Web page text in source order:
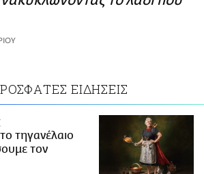
ΕΙΔΗΣΕΙΣ
τηγανέλαιο
τον